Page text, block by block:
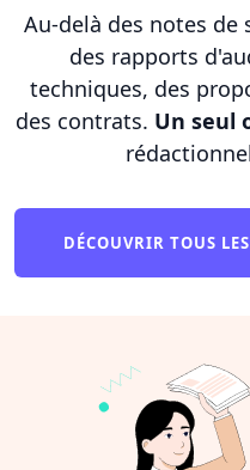
Au-delà des notes de
des rapports
techniques, des
des contrats. Un seul
DÉCOUVRIR TOUS